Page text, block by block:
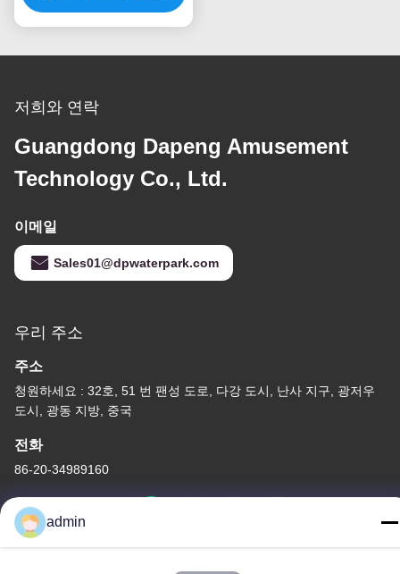
저희와 연락
Guangdong Dapeng Amusement
Technology Co., Ltd.
이메일
Sales01@dpwaterpark.com
우리 주소
주소
청원하세요 : 32호, 51 번 팬성 도로, 다강 도시, 난사 지구, 광저우
도시, 광동 지방, 중국
전화
86-20-34989160
admin